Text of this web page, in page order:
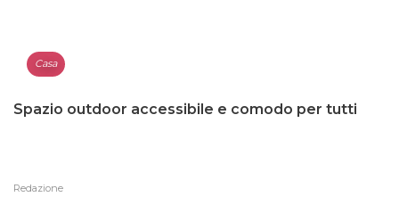
Casa
Spazio outdoor accessibile e comodo per tutti
Redazione